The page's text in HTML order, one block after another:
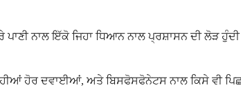
ਨਾਲ ਇੱਕੋ ਜਿਹਾ ਧਿਆਨ ਨਾਲ ਪ੍ਰਸ਼ਾਸਨ ਦੀ ਲੋੜ
ਹੋਰ ਦਵਾਈਆਂ, ਅਤੇ ਬਿਸਫੋਸਫੋਨੇਟਸ ਨਾਲ ਕਿਸੇ ਵੀ